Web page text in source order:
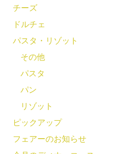
チーズ
ドルチェ
パスタ・リゾット
その他
パスタ
パン
リゾット
ピックアップ
フェアーのお知らせ